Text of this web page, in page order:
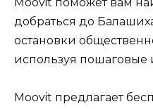
добраться до
остановки
используя пошаговые
Moovit предлагает